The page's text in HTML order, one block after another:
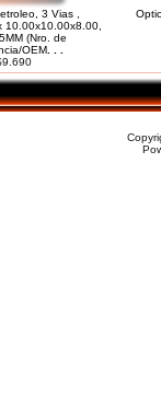
3 Vias ,
10.00x10.00x8.00,
(Nro. de
OEM